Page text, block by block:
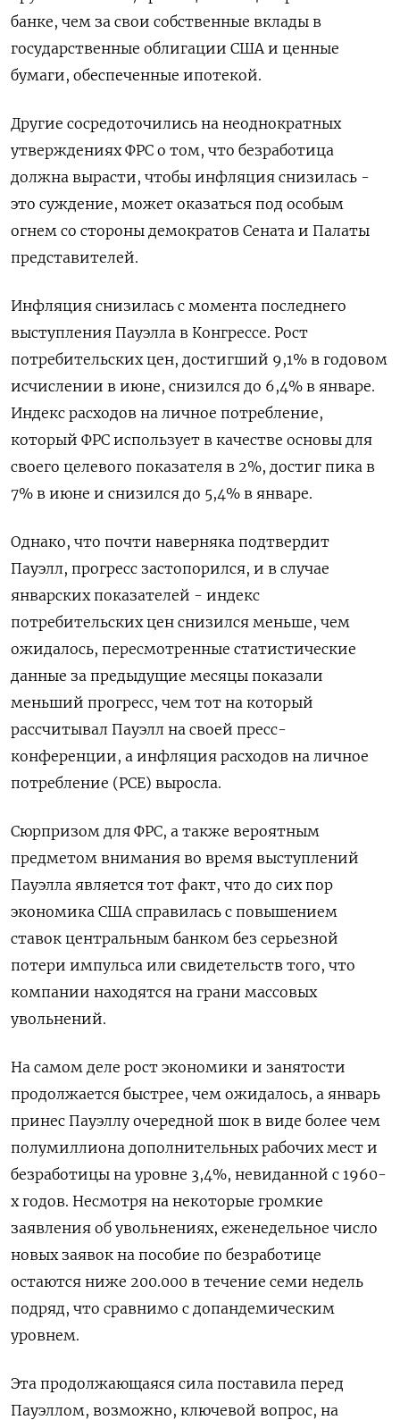
банке, чем за свои собственные вклады в
государственные облигации США и ценные
бумаги, обеспеченные ипотекой.
Другие сосредоточились на неоднократных
утверждениях ФРС о том, что безработица
должна вырасти, чтобы инфляция снизилась -
это суждение, может оказаться под особым
огнем со стороны демократов Сената и Палаты
представителей.
Инфляция снизилась с момента последнего
выступления Пауэлла в Конгрессе. Рост
потребительских цен, достигший 9,1% в годовом
исчислении в июне, снизился до 6,4% в январе.
Индекс расходов на личное потребление,
который ФРС использует в качестве основы для
своего целевого показателя в 2%, достиг пика в
7% в июне и снизился до 5,4% в январе.
Однако, что почти наверняка подтвердит
Пауэлл, прогресс застопорился, и в случае
январских показателей - индекс
потребительских цен снизился меньше, чем
ожидалось, пересмотренные статистические
данные за предыдущие месяцы показали
меньший прогресс, чем тот на который
рассчитывал Пауэлл на своей пресс-
конференции, а инфляция расходов на личное
потребление (PCE) выросла.
Сюрпризом для ФРС, а также вероятным
предметом внимания во время выступлений
Пауэлла является тот факт, что до сих пор
экономика США справилась с повышением
ставок центральным банком без серьезной
потери импульса или свидетельств того, что
компании находятся на грани массовых
увольнений.
На самом деле рост экономики и занятости
продолжается быстрее, чем ожидалось, а январь
принес Пауэллу очередной шок в виде более чем
полумиллиона дополнительных рабочих мест и
безработицы на уровне 3,4%, невиданной с 1960-
х годов. Несмотря на некоторые громкие
заявления об увольнениях, еженедельное число
новых заявок на пособие по безработице
остаются ниже 200.000 в течение семи недель
подряд, что сравнимо с допандемическим
уровнем.
Эта продолжающаяся сила поставила перед
Пауэллом, возможно, ключевой вопрос, на